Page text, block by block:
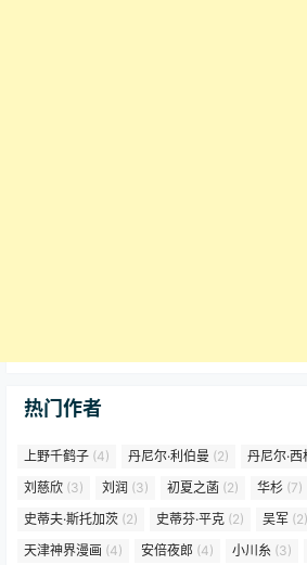
热门作者
上野千鹤子 (4) 丹尼尔·利伯曼 (2) 丹尼尔·西
刘慈欣 (3) 刘润 (3) 初夏之菡 (2) 华杉 (7)
史蒂夫·斯托加茨 (2) 史蒂芬·平克 (2) 吴军 (2)
天津神界漫画 (4) 安倍夜郎 (4) 小川糸 (3)